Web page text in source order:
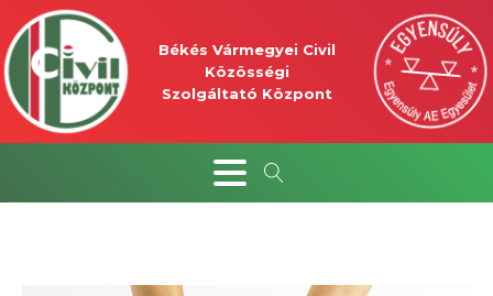
Békés Vármegyei Civil
Közösségi
Szolgáltató Központ